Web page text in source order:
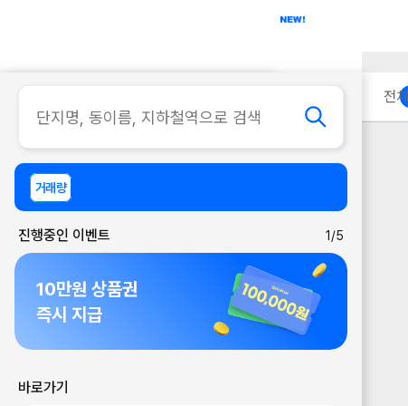
사무실
거래량
진행중인 이벤트 1/5
10만원 상품권
즉시 지급
바로가기
전체